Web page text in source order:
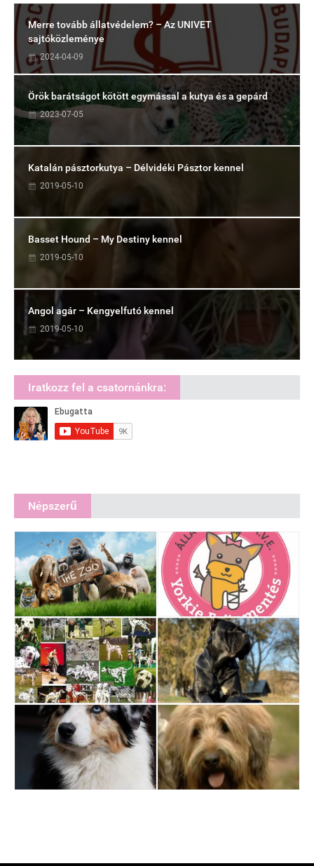
Merre tovább állatvédelem? – Az UNIVET
sajtóközleménye
2024-04-09
Örök barátságot kötött egymással a kutya és a gepárd
2023-07-05
Katalán pásztorkutya – Délvidéki Pásztor kennel
2019-05-10
Basset Hound – My Destiny kennel
2019-05-10
Angol agár – Kengyelfutó kennel
2019-05-10
Iratkozz fel a csatornánkra:
Népszerű